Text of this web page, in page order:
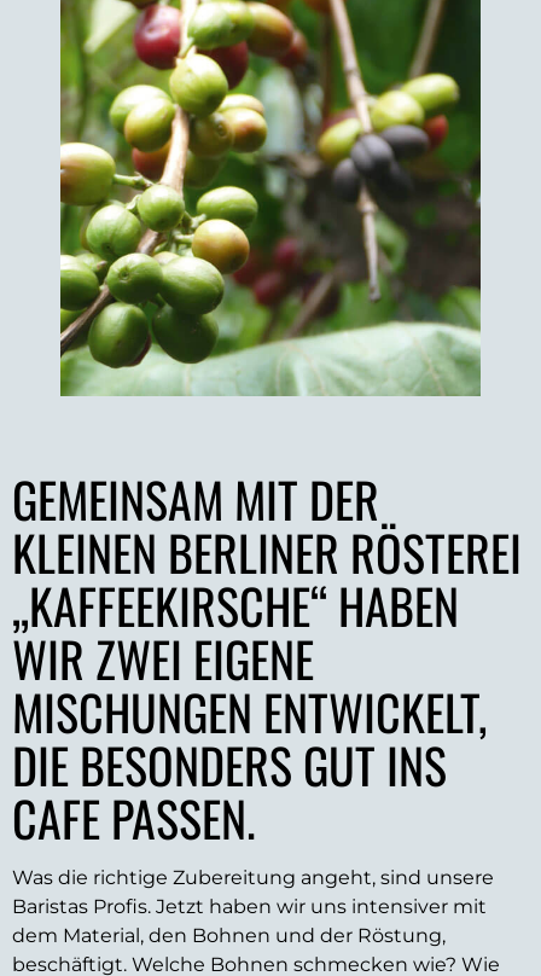
GEMEINSAM MIT DER
KLEINEN BERLINER RÖSTEREI
„KAFFEEKIRSCHE“ HABEN
WIR ZWEI EIGENE
MISCHUNGEN ENTWICKELT,
DIE BESONDERS GUT INS
CAFE PASSEN.
Was die richtige Zubereitung angeht, sind unsere
Baristas Profis. Jetzt haben wir uns intensiver mit
dem Material, den Bohnen und der Röstung,
beschäftigt. Welche Bohnen schmecken wie? Wie